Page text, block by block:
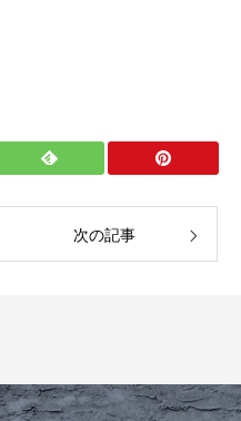
次の記事